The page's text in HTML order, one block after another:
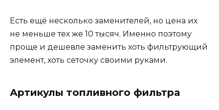
Есть ещё несколько заменителей, но цена их
не меньше тех же 10 тысяч. Именно поэтому
проще и дешевле заменить хоть фильтрующий
элемент, хоть сеточку своими руками.
Артикулы топливного фильтра